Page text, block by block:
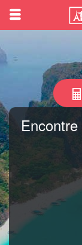
Encontre